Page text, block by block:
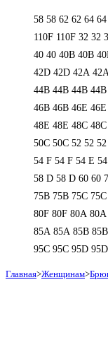
58 58 62 62 64 64
110F 110F 32 32
40 40 40B 40B
42D 42D 42А 42А
44В 44В 44В 44В
46В 46В 46Е 46Е
48Е 48Е 48С 48С
50С 50С 52 52
54 F 54 F 54 Е
58 D 58 D 60 60
75B 75B 75C 75C
80F 80F 80А 80А
85А 85А 85В 85В
95C 95C 95D 95D
Главная>Женщинам>